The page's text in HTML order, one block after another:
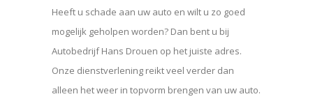
Heeft u schade aan uw auto en wilt u zo goed
mogelijk geholpen worden? Dan bent u bij
Autobedrijf Hans Drouen op het juiste adres.
Onze dienstverlening reikt veel verder dan
alleen het weer in topvorm brengen van uw auto.